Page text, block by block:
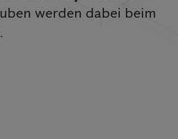
werden dabei beim